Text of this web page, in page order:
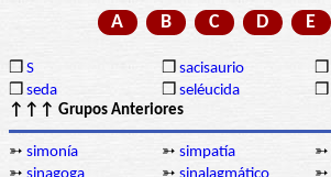
A B C D E
❒ S ❒ sacisaurio ❒
❒ seda ❒ seléucida ❒
↑↑↑ Grupos Anteriores
➳ simonía ➳ simpatía ➳